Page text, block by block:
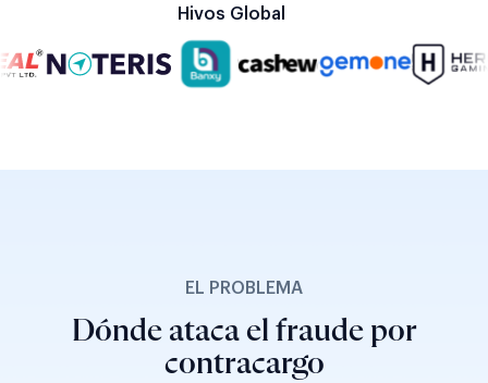
Hivos Global
EL PROBLEMA
Dónde ataca el fraude por
contracargo